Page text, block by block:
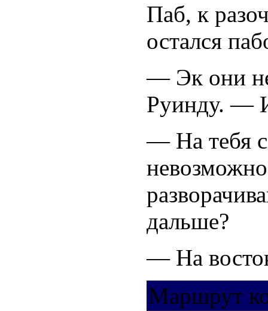
Паб, к
остался
— Эк они
Руинду. —
— На тебя
дальше?
— На
Маршрут